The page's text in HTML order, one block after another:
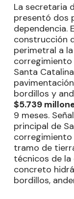
La secretaria
presentó dos
dependencia.
construcción
perimetral a
corregimiento
Santa
bordillos y
$5.739
9 meses.
principal de
corregimiento
tramo de
técnicos de la
concreto
bordillos,